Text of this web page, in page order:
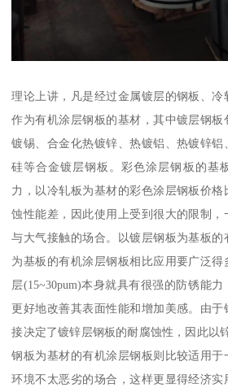
理论上讲，凡是经过金属镀层的钢板、
作为有机涂层钢板的基材，其中镀层钢
镀锡、合金化热镀锌、热镀铝、热镀锌
硅等合金镀层钢板。彩色涂层钢板的基
力，以冷轧板为基材的彩色涂层钢板价
蚀性能差，因此使用上受到很大的限制
与大气接触的场合。以镀层钢板为基板的
为基板的有机涂层钢板相比应用要广泛
层(15~30pum)本身就具有很强的防锈能
更好地改善其表面性能和增加美感。由
接决定了镀锌层钢板的耐腐蚀性，因此以
钢板为基材的有机涂层钢板则比较适用于
环境不太恶劣的场合，这样更显得经济